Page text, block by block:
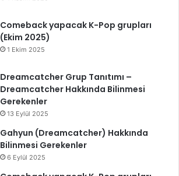
Comeback yapacak K-Pop grupları
(Ekim 2025)
1 Ekim 2025
Dreamcatcher Grup Tanıtımı –
Dreamcatcher Hakkında Bilinmesi
Gerekenler
13 Eylül 2025
Gahyun (Dreamcatcher) Hakkında
Bilinmesi Gerekenler
6 Eylül 2025